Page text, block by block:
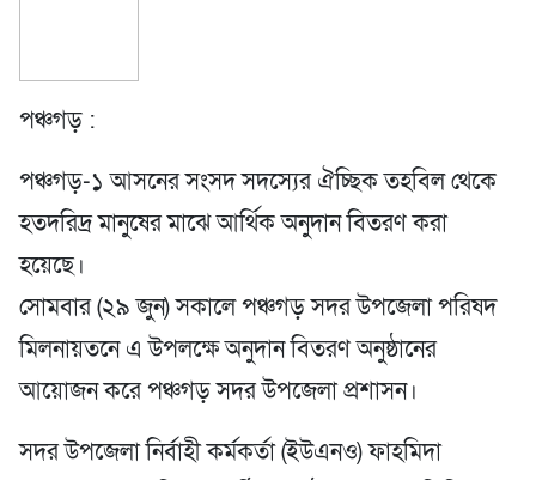
পঞ্চগড় :
পঞ্চগড়-১ আসনের সংসদ সদস্যের ঐচ্ছিক তহবিল থেকে
হতদরিদ্র মানুষের মাঝে আর্থিক অনুদান বিতরণ করা
হয়েছে।
সোমবার (২৯ জুন) সকালে পঞ্চগড় সদর উপজেলা পরিষদ
মিলনায়তনে এ উপলক্ষে অনুদান বিতরণ অনুষ্ঠানের
আয়োজন করে পঞ্চগড় সদর উপজেলা প্রশাসন।
সদর উপজেলা নির্বাহী কর্মকর্তা (ইউএনও) ফাহমিদা